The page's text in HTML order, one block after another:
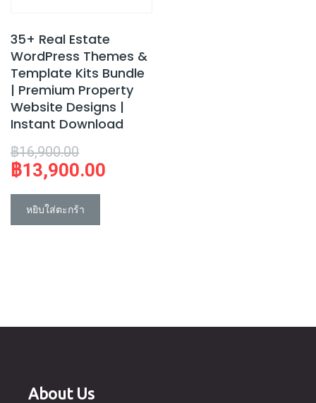
35+ Real Estate
WordPress Themes &
Template Kits Bundle
| Premium Property
Website Designs |
Instant Download
฿16,900.00
price
฿13,900.00
หยิบใส่ตะกร้า
About Us